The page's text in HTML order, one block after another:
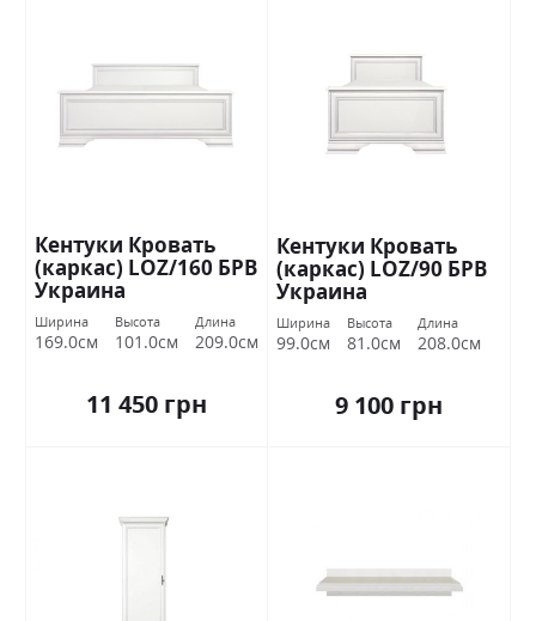
Кентуки Кровать
(каркас) LOZ/160 БРВ
Украина
Ширина
169.0см
Высота
101.0см
Длина
209.0см
11 450 грн
Кентуки Кровать
(каркас) LOZ/90 БРВ
Украина
Ширина
99.0см
Высота
81.0см
Длина
208.0см
9 100 грн